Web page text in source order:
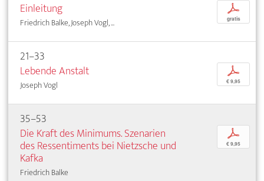
Einleitung
Friedrich Balke, Joseph Vogl, ...
p
gratis
21–33
Lebende Anstalt
Joseph Vogl
p
€ 9,95
35–53
Die Kraft des Minimums. Szenarien
des Ressentiments bei Nietzsche und
Kafka
Friedrich Balke
p
€ 9,95